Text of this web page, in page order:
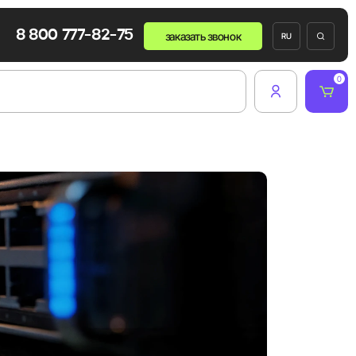
8 800 777-82-75 заказать звонок RU
0